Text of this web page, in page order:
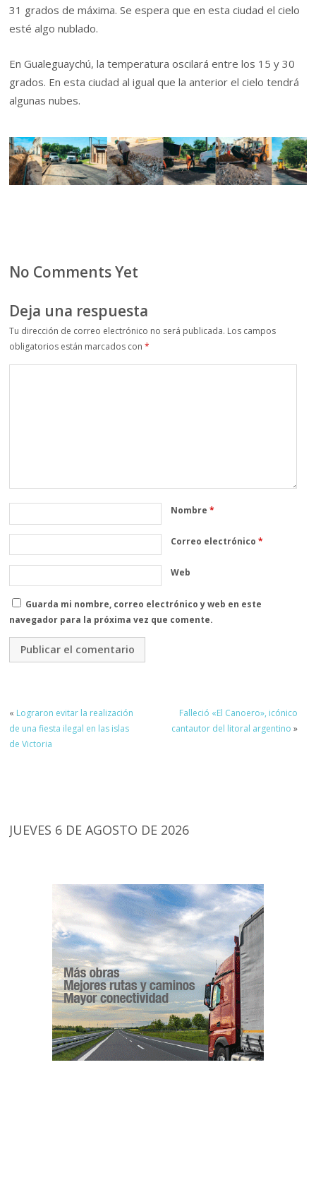
31 grados de máxima. Se espera que en esta ciudad el cielo
esté algo nublado.
En Gualeguaychú, la temperatura oscilará entre los 15 y 30
grados. En esta ciudad al igual que la anterior el cielo tendrá
algunas nubes.
No Comments Yet
Deja una respuesta
Tu dirección de correo electrónico no será publicada. Los campos
obligatorios están marcados con*
Nombre*
Correo electrónico*
Web
Guarda mi nombre, correo electrónico y web en este
navegador para la próxima vez que comente.
« Lograron evitar la realización
de una fiesta ilegal en las islas
de Victoria
Falleció «El Canoero», icónico
cantautor del litoral argentino »
JUEVES 6 DE AGOSTO DE 2026